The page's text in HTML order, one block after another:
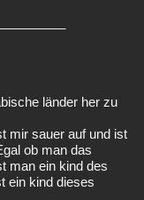
länder her zu
mir sauer auf und ist
ob man das
man ein kind des
ein kind dieses